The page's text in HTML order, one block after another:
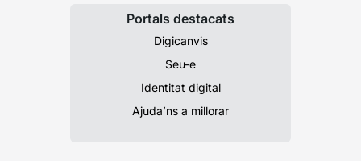
Portals destacats
Digicanvis
Seu-e
Identitat digital
Ajuda’ns a millorar